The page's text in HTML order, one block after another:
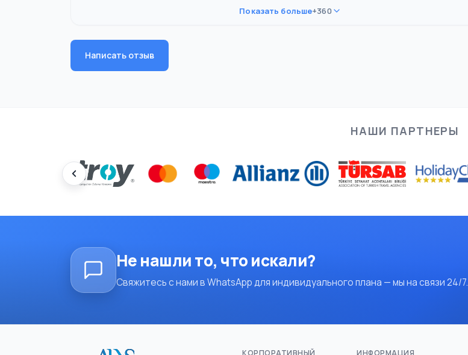
Показать больше+360
Написать отзыв
НАШИ ПАРТНЕРЫ
Не нашли то, что искали?
Свяжитесь с нами в WhatsApp для индивидуального плана — мы на связи 24/7.
КОРПОРАТИВНЫЙ ИНФОРМАЦИЯ